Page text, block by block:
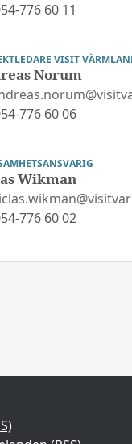
776 60 11
VISIT
Norum
776 60 06
Wikman
776 60 02